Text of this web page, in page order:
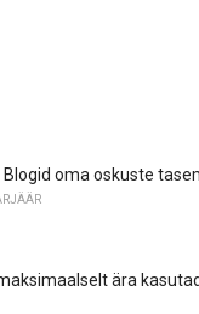
oma oskuste
ära